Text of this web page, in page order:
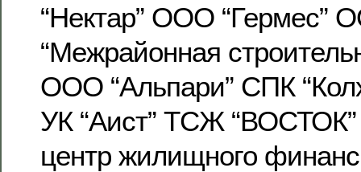
“Нектар” ООО “Гермес”
“Межрайонная
ООО “Альпари” СПК
УК “Аист” ТСЖ
центр жилищного